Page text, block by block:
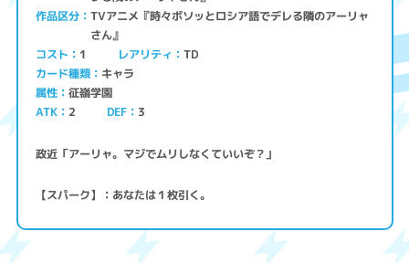
作品区分 TVアニメ『時々ボソッとロシア語でデレる隣のアーリャ
さん』
コスト 1 レアリティ TD
カード種類 キャラ
属性 征嶺学園
ATK 2 DEF 3
政近「アーリャ。マジでムリしなくていいぞ？」
【スパーク】：あなたは１枚引く。